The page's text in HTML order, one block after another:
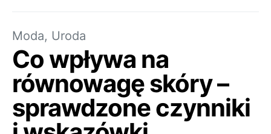
Moda, Uroda
Co wpływa na
równowagę skóry –
sprawdzone czynniki